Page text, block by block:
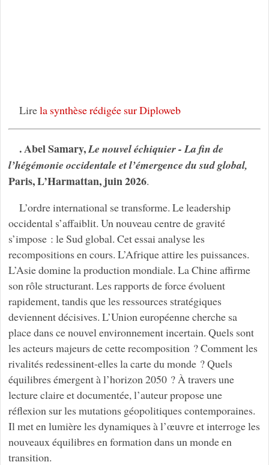
Lirela synthèse rédigée sur Diploweb
. Abel Samary,Le nouvel échiquier - La fin de
l’hégémonie occidentale et l’émergence du sud global,
Paris, L’Harmattan, juin 2026.
L’ordre international se transforme. Le leadership
occidental s’affaiblit. Un nouveau centre de gravité
s’impose : le Sud global. Cet essai analyse les
recompositions en cours. L’Afrique attire les puissances.
L’Asie domine la production mondiale. La Chine affirme
son rôle structurant. Les rapports de force évoluent
rapidement, tandis que les ressources stratégiques
deviennent décisives. L’Union européenne cherche sa
place dans ce nouvel environnement incertain. Quels sont
les acteurs majeurs de cette recomposition ? Comment les
rivalités redessinent-elles la carte du monde ? Quels
équilibres émergent à l’horizon 2050 ? À travers une
lecture claire et documentée, l’auteur propose une
réflexion sur les mutations géopolitiques contemporaines.
Il met en lumière les dynamiques à l’œuvre et interroge les
nouveaux équilibres en formation dans un monde en
transition.